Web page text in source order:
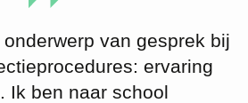
van gesprek bij
ervaring
Ik ben naar school